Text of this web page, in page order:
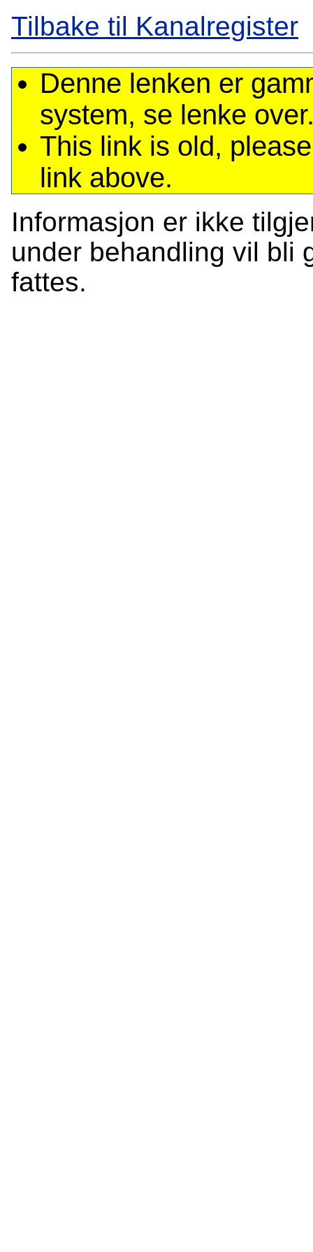
Tilbake til Kanalregister
Denne lenken er
system, se lenke
This link is old,
link above.
Informasjon er ikke
under behandling vil bli
fattes.